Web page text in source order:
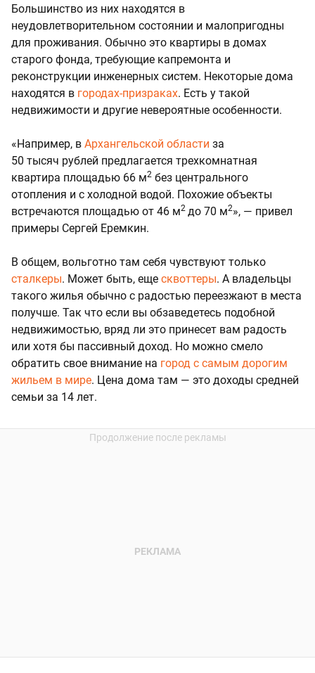
Большинство из них находятся в
неудовлетворительном состоянии и малопригодны
для проживания. Обычно это квартиры в домах
старого фонда, требующие капремонта и
реконструкции инженерных систем. Некоторые дома
находятся в городах-призраках. Есть у такой
недвижимости и другие невероятные особенности.
«Например, в Архангельской области за
50 тысяч рублей предлагается трехкомнатная
квартира площадью 66 м2 без центрального
отопления и с холодной водой. Похожие объекты
встречаются площадью от 46 м2 до 70 м2», — привел
примеры Сергей Еремкин.
В общем, вольготно там себя чувствуют только
сталкеры. Может быть, еще сквоттеры. А владельцы
такого жилья обычно с радостью переезжают в места
получше. Так что если вы обзаведетесь подобной
недвижимостью, вряд ли это принесет вам радость
или хотя бы пассивный доход. Но можно смело
обратить свое внимание на город с самым дорогим
жильем в мире. Цена дома там — это доходы средней
семьи за 14 лет.